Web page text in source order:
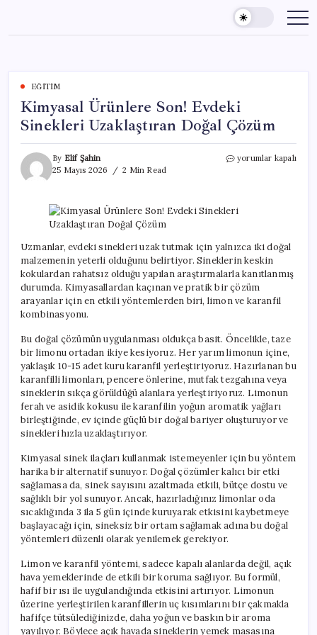
content
EĞITIM
Kimyasal Ürünlere Son! Evdeki
Sinekleri Uzaklaştıran Doğal Çözüm
By Elif Şahin
25 Mayıs 2026
2 Min Read
Kimyasal
Sinekleri
Uzaklaştıran
Çözüm
için
yorumlar kapalı
Uzmanlar, evdeki sinekleri uzak tutmak için yalnızca iki doğal
malzemenin yeterli olduğunu belirtiyor. Sineklerin keskin
kokulardan rahatsız olduğu yapılan araştırmalarla kanıtlanmış
durumda. Kimyasallardan kaçınan ve pratik bir çözüm
arayanlar için en etkili yöntemlerden biri, limon ve karanfil
kombinasyonu.
Bu doğal çözümün uygulanması oldukça basit. Öncelikle, taze
bir limonu ortadan ikiye kesiyoruz. Her yarım limonun içine,
yaklaşık 10-15 adet kuru karanfil yerleştiriyoruz. Hazırlanan bu
karanfilli limonları, pencere önlerine, mutfak tezgahına veya
sineklerin sıkça görüldüğü alanlara yerleştiriyoruz. Limonun
ferah ve asidik kokusu ile karanfilin yoğun aromatik yağları
birleştiğinde, ev içinde güçlü bir doğal bariyer oluşturuyor ve
sinekleri hızla uzaklaştırıyor.
Kimyasal sinek ilaçları kullanmak istemeyenler için bu yöntem
harika bir alternatif sunuyor. Doğal çözümler kalıcı bir etki
sağlamasa da, sinek sayısını azaltmada etkili, bütçe dostu ve
sağlıklı bir yol sunuyor. Ancak, hazırladığınız limonlar oda
sıcaklığında 3 ila 5 gün içinde kuruyarak etkisini kaybetmeye
başlayacağı için, sineksiz bir ortam sağlamak adına bu doğal
yöntemleri düzenli olarak yenilemek gerekiyor.
Limon ve karanfil yöntemi, sadece kapalı alanlarda değil, açık
hava yemeklerinde de etkili bir koruma sağlıyor. Bu formül,
hafif bir ısı ile uygulandığında etkisini artırıyor. Limonun
üzerine yerleştirilen karanfillerin uç kısımlarını bir çakmakla
hafifçe tütsülediğinizde, daha yoğun ve baskın bir aroma
yayılıyor. Böylece açık havada sineklerin yemek masasına